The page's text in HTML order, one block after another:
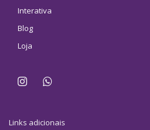
Interativa
Blog
Loja
Links adicionais